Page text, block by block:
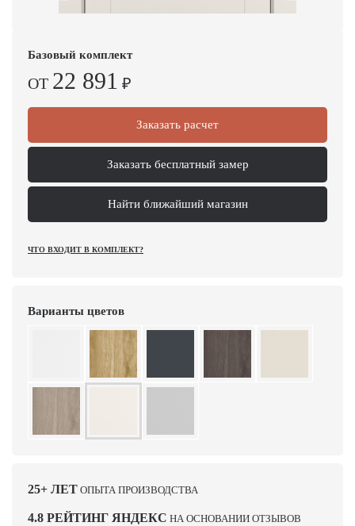
Базовый комплект
ОТ 22 891 ₽
Заказать расчет
Заказать бесплатный замер
Найти ближайший магазин
ЧТО ВХОДИТ В КОМПЛЕКТ?
Варианты цветов
25+ ЛЕТ ОПЫТА ПРОИЗВОДСТВА
4.8 РЕЙТИНГ ЯНДЕКС НА ОСНОВАНИИ ОТЗЫВОВ